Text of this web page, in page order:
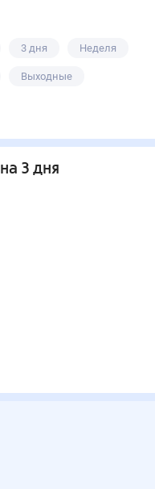
3 дня Неделя
Выходные
на 3 дня